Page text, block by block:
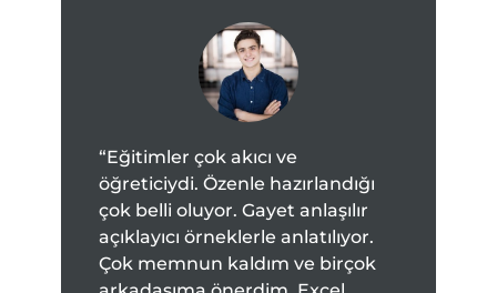
“Eğitimler çok akıcı ve
öğreticiydi. Özenle hazırlandığı
çok belli oluyor. Gayet anlaşılır
açıklayıcı örneklerle anlatılıyor.
Çok memnun kaldım ve birçok